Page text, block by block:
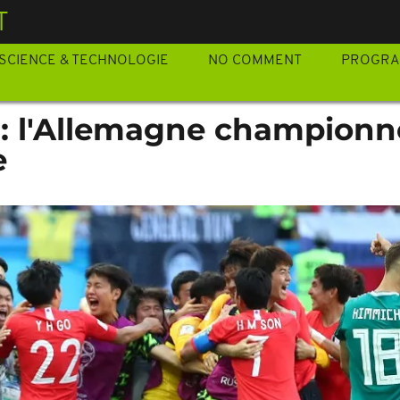
SCIENCE & TECHNOLOGIE NO COMMENT
l'Allemagne